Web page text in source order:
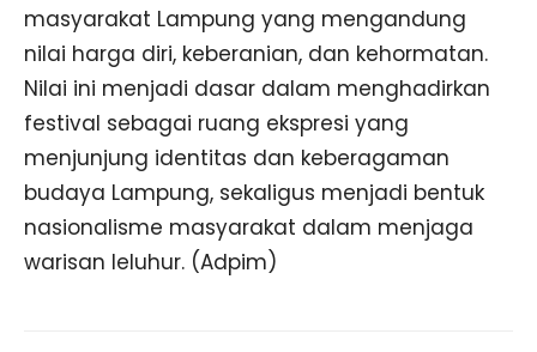
masyarakat Lampung yang mengandung
nilai harga diri, keberanian, dan kehormatan.
Nilai ini menjadi dasar dalam menghadirkan
festival sebagai ruang ekspresi yang
menjunjung identitas dan keberagaman
budaya Lampung, sekaligus menjadi bentuk
nasionalisme masyarakat dalam menjaga
warisan leluhur. (Adpim)